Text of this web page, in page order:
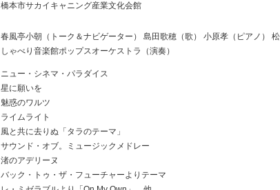
橋本市サカイキャニング産業文化会館
春風亭小朝（トーク＆ナビゲーター） 島田歌穂（歌） 小原孝（ピアノ）
しゃべり音楽館ポップスオーケストラ（演奏）
ニュー・シネマ・パラダイス
星に願いを
魅惑のワルツ
ライムライト
風と共に去りぬ「タラのテーマ」
サウンド・オブ。ミュージックメドレー
渚のアデリーヌ
バック・トゥ・ザ・フューチャーよりテーマ